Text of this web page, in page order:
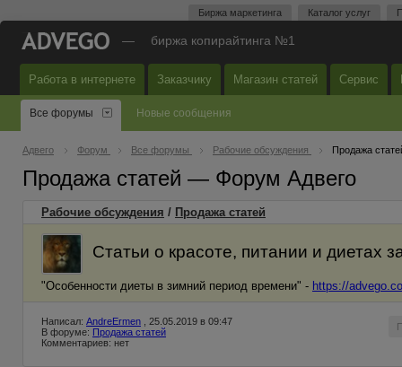
Биржа маркетинга Каталог услуг
— биржа копирайтинга №1
Работа в интернете Заказчику Магазин статей Сервис
Все форумы Новые сообщения
Адвего Форум Все форумы Рабочие обсуждения Продажа
Продажа статей — Форум Адвего
Рабочие обсуждения / Продажа статей
Статьи о красоте, питании и диетах
"Особенности диеты в зимний период времени" - https://
Написал: AndreErmen , 25.05.2019 в 09:47
В форуме: Продажа статей
Комментариев: нет